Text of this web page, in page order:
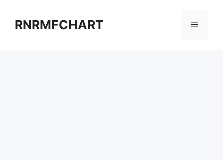
RNRMFCHART 메